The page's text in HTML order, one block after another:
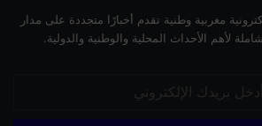
إلكترونية مغربية وطنية تقدم أخبارًا متجددة على مدار
لأهم الأحداث المحلية والوطنية والدولية.